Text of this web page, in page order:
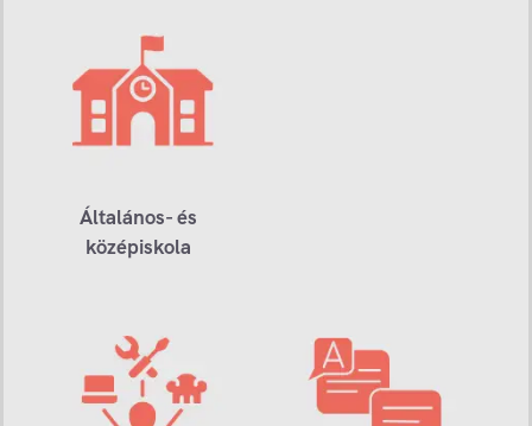
Általános- és
középiskola